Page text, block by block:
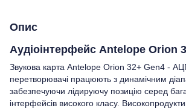
Опис
Аудіоінтерфейс Antelope Orion
Звукова карта Antelope Orion 32+ Gen4 -
перетворювачі працюють з динамічним
забезпечуючи лідируючу позицію серед
інтерфейсів високого класу.